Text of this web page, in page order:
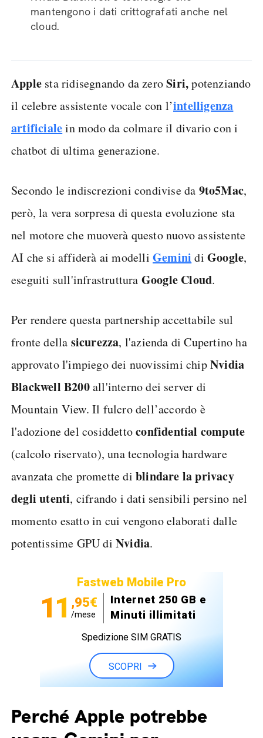
mantengono i dati crittografati anche nel
cloud.
Apple sta ridisegnando da zeroSiri,potenziando
il celebre assistente vocale con l’intelligenza
artificialein modo da colmare il divario con i
chatbot di ultima generazione.
Secondo le indiscrezioni condivise da 9to5Mac,
però, la vera sorpresa di questa evoluzione sta
nel motore che muoverà questo nuovo assistente
AI che si affiderà ai modelli Gemini di Google,
eseguiti sull'infrastruttura Google Cloud.
Per rendere questa partnership accettabile sul
fronte della sicurezza, l'azienda di Cupertino ha
approvato l'impiego dei nuovissimi chipNvidia
Blackwell B200all'interno dei server di
Mountain View. Il fulcro dell’accordo è
l'adozione del cosiddettoconfidential compute
(calcolo riservato), una tecnologia hardware
avanzata che promette di blindare la privacy
degli utenti, cifrando i dati sensibili persino nel
momento esatto in cui vengono elaborati dalle
potentissime GPU di Nvidia.
Fastweb Mobile Pro
11 ,95€
/mese
Internet 250 GB e
Minuti illimitati
Spedizione SIM GRATIS
SCOPRI
Perché Apple potrebbe